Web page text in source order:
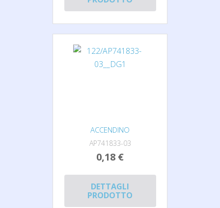
ACCENDINO
AP741833-03
0,18 €
DETTAGLI
PRODOTTO